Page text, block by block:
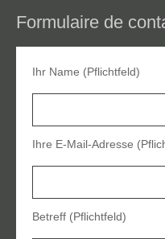
Formulaire de
Ihr Name (Pflichtfeld)
Ihre E-Mail-Adresse
Betreff (Pflichtfeld)